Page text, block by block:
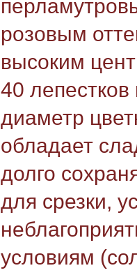
розовым
высоким
40
диаметр
обладает
долго
для срезки,
условиям